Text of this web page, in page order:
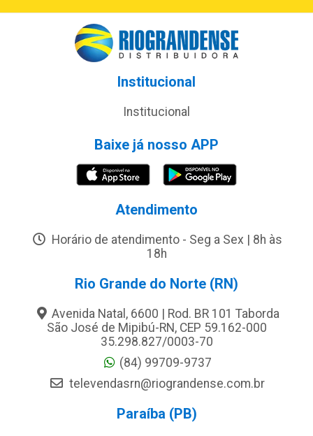
Institucional
Institucional
Baixe já nosso APP
Atendimento
Horário de atendimento - Seg a Sex | 8h às
18h
Rio Grande do Norte (RN)
Avenida Natal, 6600 | Rod. BR 101 Taborda
São José de Mipibú-RN, CEP 59.162-000
35.298.827/0003-70
(84) 99709-9737
televendasrn@riograndense.com.br
Paraíba (PB)